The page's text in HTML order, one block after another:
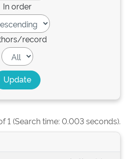
In order
record
1 (Search time: 0.003 seconds).